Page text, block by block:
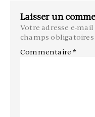
Laisser un
Votre adresse e-
champs
Commentaire*